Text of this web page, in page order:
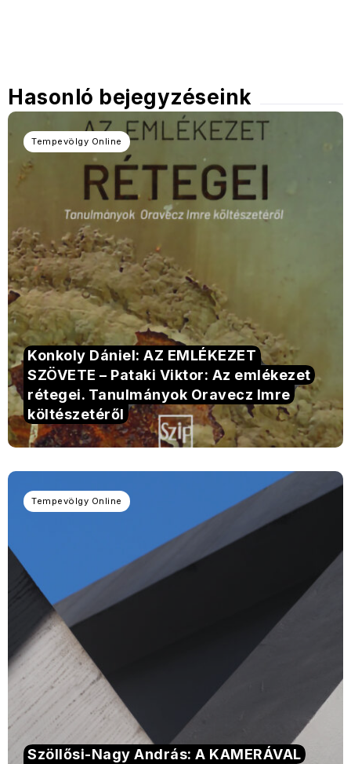
Hasonló bejegyzéseink
Tempevölgy Online
Konkoly Dániel: AZ EMLÉKEZET
SZÖVETE – Pataki Viktor: Az emlékezet
rétegei. Tanulmányok Oravecz Imre
költészetéről
Tempevölgy Online
Szöllősi-Nagy András: A KAMERÁVAL